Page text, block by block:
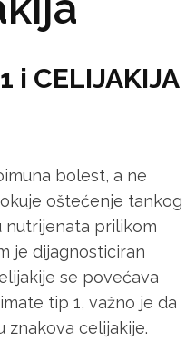
i CELIJAKIJA
bolest, a ne
oštećenje tankog
nutrijenata prilikom
je dijagnosticiran
se povećava
tip 1, važno je da
znakova celijakije.